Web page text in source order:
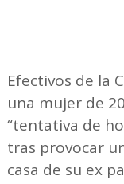
Efectivos de la
una mujer de
“tentativa de
tras provocar
casa de su ex